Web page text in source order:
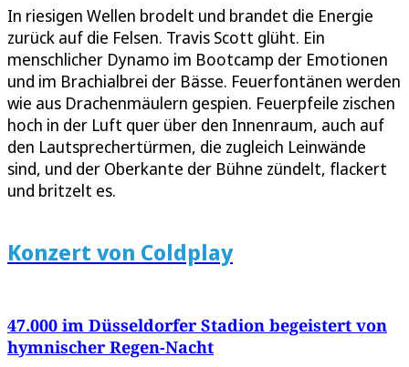
In riesigen Wellen brodelt und brandet die Energie
zurück auf die Felsen. Travis Scott glüht. Ein
menschlicher Dynamo im Bootcamp der Emotionen
und im Brachialbrei der Bässe. Feuerfontänen werden
wie aus Drachenmäulern gespien. Feuerpfeile zischen
hoch in der Luft quer über den Innenraum, auch auf
den Lautsprechertürmen, die zugleich Leinwände
sind, und der Oberkante der Bühne zündelt, flackert
und britzelt es.
Konzert von Coldplay
47.000 im Düsseldorfer Stadion begeistert von
hymnischer Regen-Nacht